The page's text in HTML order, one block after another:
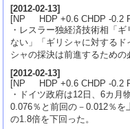
[2012-02-13]
[NP HDP +0.6 CHDP -0.2
・レスラー独経済技術相「
ない」「ギリシャに対する
シャの採決は前進するための
[2012-02-13]
[NP HDP +0.6 CHDP -0.2
・ドイツ政府は12日、6カ月
0.076％と前回の－0.012％
の1.8倍を下回った。